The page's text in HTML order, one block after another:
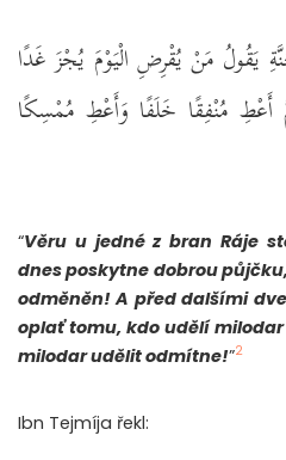
يَقُولُ مَنْ يُقْرِضِ الْيَوْمَ يُجْزَ غَدًا
أَعْطِ مُنْفِقًا خَلَفًا وَأَعْطِ مُمْسِكًا
“Věru u jedné z bran Ráje
dnes poskytne dobrou
odměněn! A před dalšími
oplať tomu, kdo udělí
milodar udělit odmítne!”2
Ibn Tejmíja řekl: